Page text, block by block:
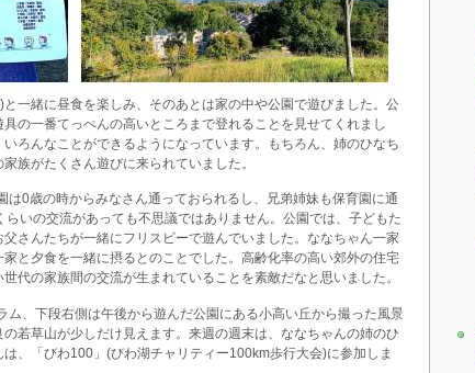
一緒に昼食を楽しみ、そのあとは家の中や公園で遊びました。公
の一番てっぺんの高いところまで登れることを見せてくれまし
ろんなことができるようになっています。もちろん、姉のひなち
族がたくさん遊びに来られていました。
は0歳の時からみなさん通っておられるし、兄弟姉妹も保育園に通
いの交流があっても不思議ではありません。公園では、子どもた
さんたちが一緒にフリスビーで遊んでいました。ななちゃん一家
と夕食を一緒に摂るとのことでした。高齢化率の高い郊外の住宅
代の家族間の交流が生まれていることを素敵だなと思いました。
ム、下段右側は午後から遊んだ公園にある小高い丘から撮った風景
若草山が少しだけ見えます。来週の週末は、ななちゃんの姉のひ
、「びわ100」(びわ湖チャリティー100km歩行大会)に参加しま